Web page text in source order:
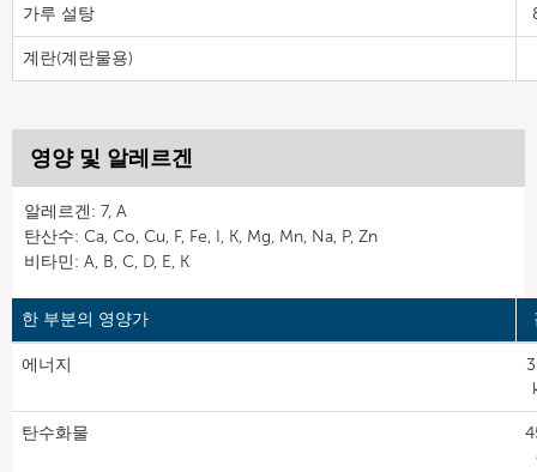
가루 설탕
계란(계란물용)
영양 및 알레르겐
알레르겐: 7, A
탄산수: Ca, Co, Cu, F, Fe, I, K, Mg, Mn, Na, P, Zn
비타민: A, B, C, D, E, K
한 부분의 영양가
에너지
탄수화물